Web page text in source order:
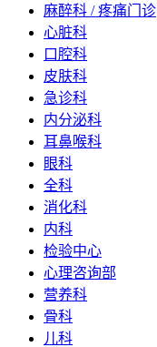
麻醉科 / 疼痛门诊
心脏科
口腔科
皮肤科
急诊科
内分泌科
耳鼻喉科
眼科
全科
消化科
内科
检验中心
心理咨询部
营养科
骨科
儿科